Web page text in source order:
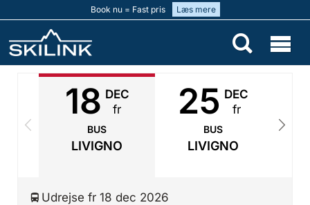
Book nu = Fast pris Læs mere
18 DEC
fr
BUS
LIVIGNO
25 DEC
fr
BUS
LIVIGNO
Udrejse fr 18 dec 2026